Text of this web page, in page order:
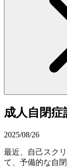
成人自閉
2025/08/26
最近、自己スク
て、予備的な自